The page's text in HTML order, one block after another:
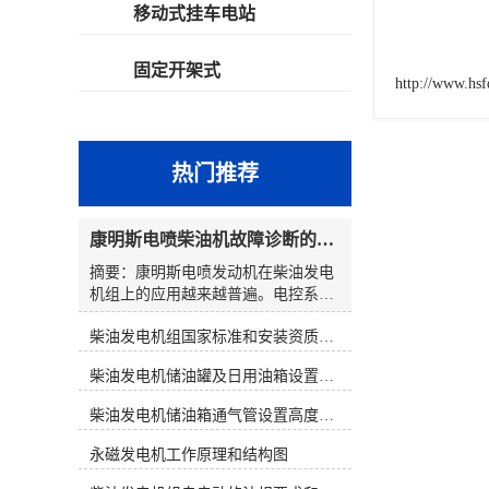
http://
移动式挂车电站
固定开架式
热门推荐
康明斯电喷柴油机故障诊断的解决思路
摘要：康明斯电喷发动机在柴油发电
机组上的应用越来越普遍。电控系统
在提高柴油发电机组性能的同时，也
使发动机的故障诊断变得复杂起来。
码，大多数都能判明故障可能发生的
原因和部位。然而，在对发电机组维
修时，若仅仅靠故障代码寻找故障，
往往会出现判断上的失误。因此，在
对电控发电机组进行维修时应综合分
柴油发电机组国家标准和安装资质要求
柴油发电机储油罐及日用油箱设置要求
柴油发电机储油箱通气管设置高度和做法
永磁发电机工作原理和结构图